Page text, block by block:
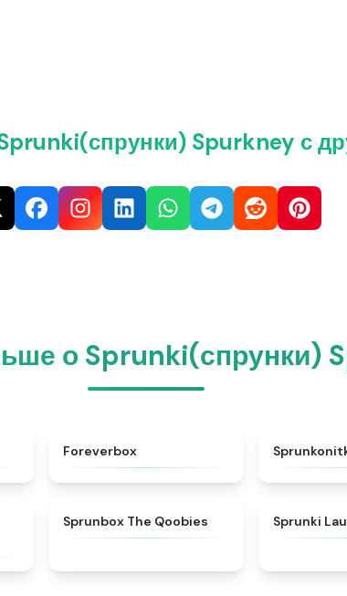
Spurkney с
о Sprunki(спрунки)
Foreverbox
Sprunbox The Qoobies Sprunki